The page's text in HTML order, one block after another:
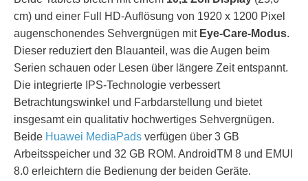
cm) und einer Full HD-Auflösung von 1920 x 1200 Pixel
augenschonendes Sehvergnügen mit Eye-Care-Modus.
Dieser reduziert den Blauanteil, was die Augen beim
Serien schauen oder Lesen über längere Zeit entspannt.
Die integrierte IPS-Technologie verbessert
Betrachtungswinkel und Farbdarstellung und bietet
insgesamt ein qualitativ hochwertiges Sehvergnügen.
Beide Huawei MediaPads verfügen über 3 GB
Arbeitsspeicher und 32 GB ROM. AndroidTM 8 und EMUI
8.0 erleichtern die Bedienung der beiden Geräte.